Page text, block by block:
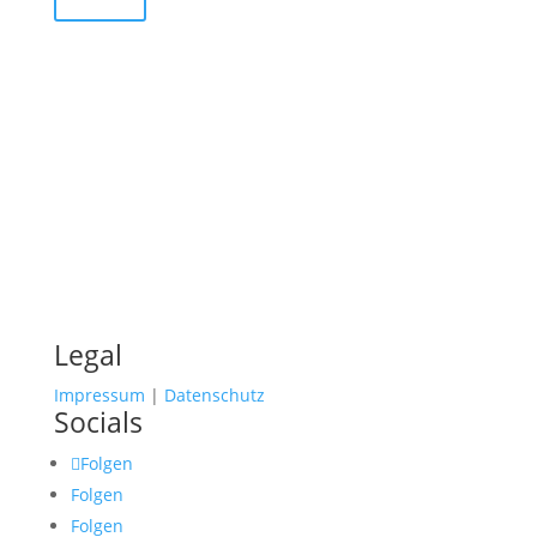
Legal
Impressum | Datenschutz
Socials
Folgen
Folgen
Folgen